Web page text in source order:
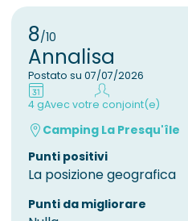
8/10
Annalisa
Postato su 07/07/2026
4 gAvec votre conjoint(e)
Camping La Presqu'île
Punti positivi
La posizione geografica
Punti da migliorare